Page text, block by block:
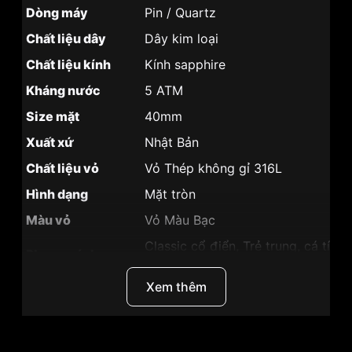
Dòng máy
Pin / Quartz
Chất liệu dây
Dây kim loại
Chất liệu kính
Kính sapphire
Kháng nước
5 ATM
Size mặt
40mm
Xuất xứ
Nhật Bản
Chất liệu vỏ
Vỏ Thép không gỉ 316L
Hình dạng
Mặt tròn
Màu vỏ
Vỏ Màu Bạc
Classic cổ điển, Trẻ trung, cá tính,
trọng
Lịch,Ngày
Xem thêm